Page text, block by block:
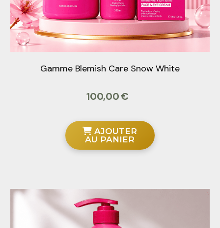
Gamme Blemish Care Snow White
100,00€
AJOUTER
AU PANIER